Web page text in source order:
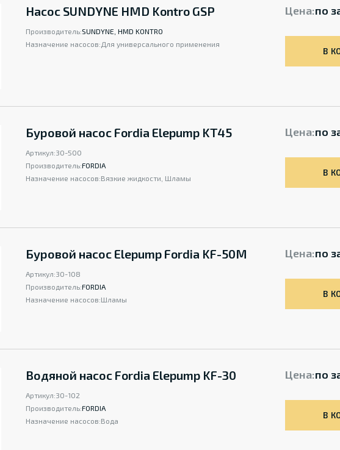
Насос SUNDYNE HMD Kontro GSP
Производитель:SUNDYNE, HMD KONTRO
Назначение насосов: Для универсального применения
Цена:по
В
Буровой насос Fordia Elepump KT45
Артикул:30-500
Производитель:FORDIA
Назначение насосов:Вязкие жидкости, Шламы
Цена:по
В
Буровой насос Elepump Fordia KF-50M
Артикул:30-108
Производитель:FORDIA
Назначение насосов:Шламы
Цена:по
В
Водяной насос Fordia Elepump KF-30
Артикул:30-102
Производитель:FORDIA
Назначение насосов:Вода
Цена:по
В